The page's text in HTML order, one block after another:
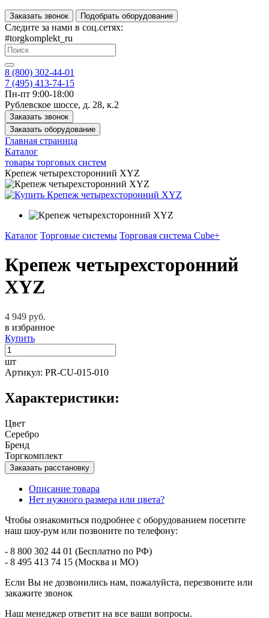
Заказать звонок Подобрать оборудование
Следите за нами в соц.сетях:
#torgkomplekt_ru
8 (800) 302-44-01
7 (495) 413-74-15
Пн-пт 9:00-18:00
Рублевское шоссе, д. 28, к.2
Заказать звонок
Заказать оборудование
Главная страница
Каталог
товары торговых систем
Крепеж четырехсторонний XYZ
Каталог Торговые системы Торговая система Cube+
Крепеж четырехсторонний
XYZ
4 949 руб.
в избранное
Купить
шт
Артикул: PR-CU-015-010
Характеристики:
Цвет
Серебро
Бренд
Торгкомплект
Заказать расстановку
Описание товара
Нет нужного размера или цвета?
Чтобы ознакомиться подробнее с оборудованием посетите
наш шоу-рум или позвоните по телефону:
- 8 800 302 44 01 (Бесплатно по РФ)
- 8 495 413 74 15 (Москва и МО)
Если Вы не дозвонились нам, пожалуйста, перезвоните или
закажите звонок
Наш менеджер ответит на все ваши вопросы.